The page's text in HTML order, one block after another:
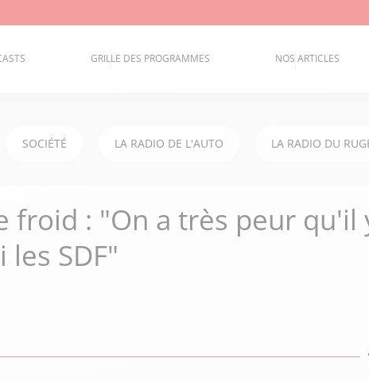
GRILLE DES PROGRAMMES NOS ARTICLES
SOCIÉTÉ LA RADIO DE L'AUTO LA RADIO DU
froid : "On a très peur qu'il
SDF"